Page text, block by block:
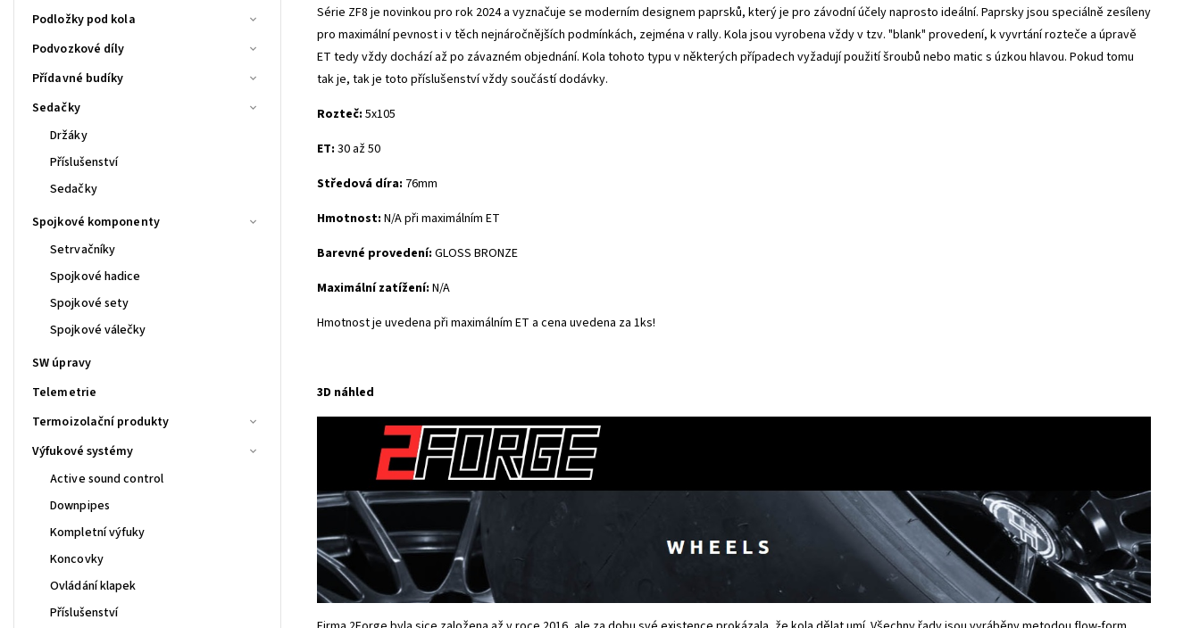
Podložky pod kola
Podvozkové díly
Přídavné budíky
Sedačky
Držáky
Příslušenství
Sedačky
Spojkové komponenty
Setrvačníky
Spojkové hadice
Spojkové sety
Spojkové válečky
SW úpravy
Telemetrie
Termoizolační produkty
Výfukové systémy
Active sound control
Downpipes
Kompletní výfuky
Koncovky
Ovládání klapek
Příslušenství
Série ZF8 je novinkou pro rok 2024 a vyznačuje se moderním designem paprsků, který je pro závodní účely naprosto ideální. Paprsky jsou speciálně zesíleny
pro maximální pevnost i v těch nejnáročnějších podmínkách, zejména v rally. Kola jsou vyrobena vždy v tzv. "blank" provedení, k vyvrtání rozteče a úpravě
ET tedy vždy dochází až po závazném objednání. Kola tohoto typu v některých případech vyžadují použití šroubů nebo matic s úzkou hlavou. Pokud tomu
tak je, tak je toto příslušenství vždy součástí dodávky.
Rozteč: 5x105
ET: 30 až 50
Středová díra: 76mm
Hmotnost: N/A při maximálním ET
Barevné provedení: GLOSS BRONZE
Maximální zatížení: N/A
Hmotnost je uvedena při maximálním ET a cena uvedena za 1ks!
3D náhled